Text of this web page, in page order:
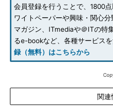
会員登録を行うことで、1800
ワイトペーパーや興味・関心
マガジン、ITmediaや＠ITの特
るe-bookなど、各種サービスを
録（無料）はこちらから
関連